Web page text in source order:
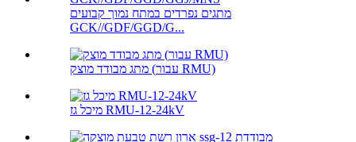
מתגים נפרדים במתח נמוך קבועים
GCK//GDF/GGD/G...
מתג מבודד מוצק (עבור RMU)
מיכל גז RMU-12-24kV